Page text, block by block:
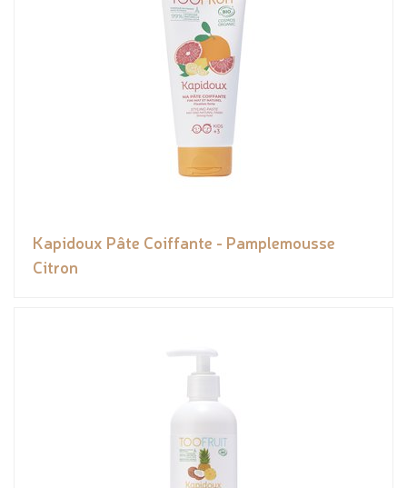
Kapidoux Pâte Coiffante - Pamplemousse
Citron